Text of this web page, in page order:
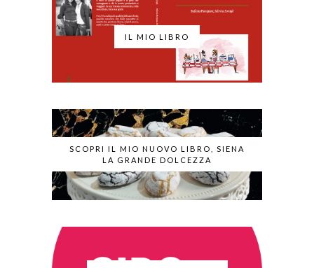
IL MIO LIBRO
SCOPRI IL MIO NUOVO LIBRO, SIENA
LA GRANDE DOLCEZZA